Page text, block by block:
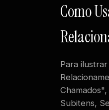
Como
Para
Subitens,